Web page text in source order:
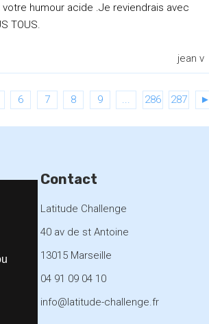
humour acide .Je reviendrais avec
TOUS.
jean v
6 7 8 9 ... 286 287 ►
Contact
Latitude Challenge
40 av de st Antoine
13015 Marseille
04 91 09 04 10
info@latitude-challenge.fr